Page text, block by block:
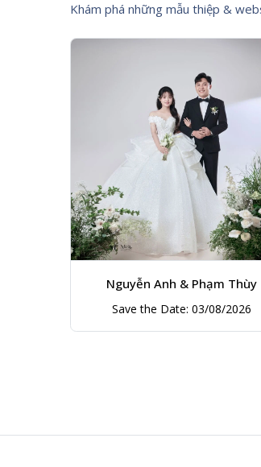
Khám phá những mẫu thiệp &
Thiên Kim & Kim Cương
Save the Date: 07/11/2026